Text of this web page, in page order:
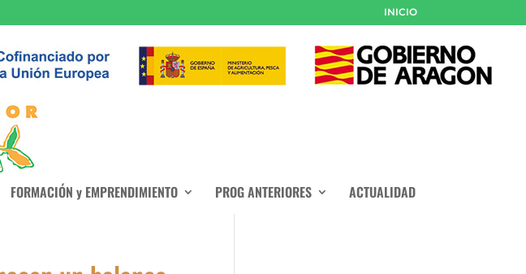
INICIO
FORMACIÓN y EMPRENDIMIENTO PROG ANTERIORES ACTUALIDAD